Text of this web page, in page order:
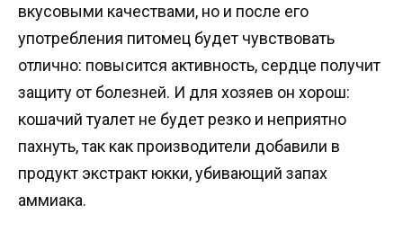
вкусовыми качествами, но и после его
употребления питомец будет чувствовать
отлично: повысится активность, сердце получит
защиту от болезней. И для хозяев он хорош:
кошачий туалет не будет резко и неприятно
пахнуть, так как производители добавили в
продукт экстракт юкки, убивающий запах
аммиака.